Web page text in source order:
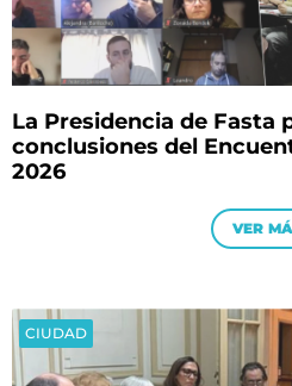
La Presidencia de Fasta
conclusiones del
2026
VER
CIUDAD